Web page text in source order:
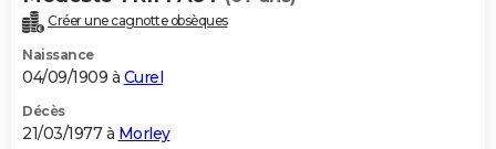
Créer une cagnotte obsèques
Naissance
04/09/1909 à Curel
Décès
21/03/1977 à Morley